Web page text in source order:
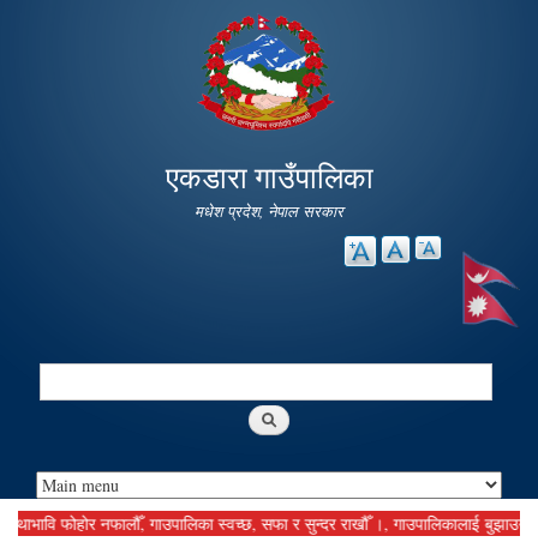
main
content
एकडारा गाउँपालिका
मधेश प्रदेश, नेपाल सरकार
Search
फोहोर नफालौँ, गाउपालिका स्वच्छ, सफा र सुन्दर राखौँ ।, गाउपालिकालाई बुझाउनु पर्ने